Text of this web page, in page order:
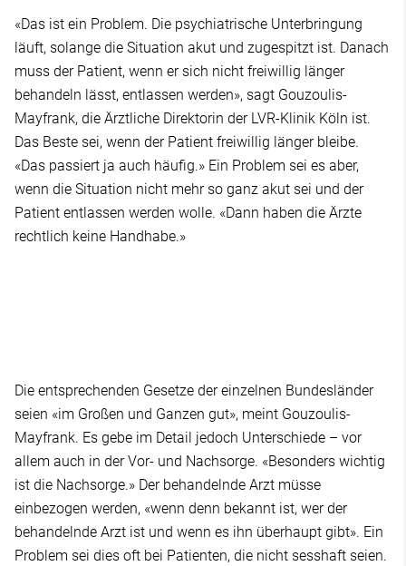
«Das ist ein Problem. Die psychiatrische Unterbringung
läuft, solange die Situation akut und zugespitzt ist. Danach
muss der Patient, wenn er sich nicht freiwillig länger
behandeln lässt, entlassen werden», sagt Gouzoulis-
Mayfrank, die Ärztliche Direktorin der LVR-Klinik Köln ist.
Das Beste sei, wenn der Patient freiwillig länger bleibe.
«Das passiert ja auch häufig.» Ein Problem sei es aber,
wenn die Situation nicht mehr so ganz akut sei und der
Patient entlassen werden wolle. «Dann haben die Ärzte
rechtlich keine Handhabe.»
Die entsprechenden Gesetze der einzelnen Bundesländer
seien «im Großen und Ganzen gut», meint Gouzoulis-
Mayfrank. Es gebe im Detail jedoch Unterschiede – vor
allem auch in der Vor- und Nachsorge. «Besonders wichtig
ist die Nachsorge.» Der behandelnde Arzt müsse
einbezogen werden, «wenn denn bekannt ist, wer der
behandelnde Arzt ist und wenn es ihn überhaupt gibt». Ein
Problem sei dies oft bei Patienten, die nicht sesshaft seien.